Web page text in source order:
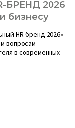
БРЕНД 2026
бизнесу
HR-бренд 2026»
вопросам
в современных